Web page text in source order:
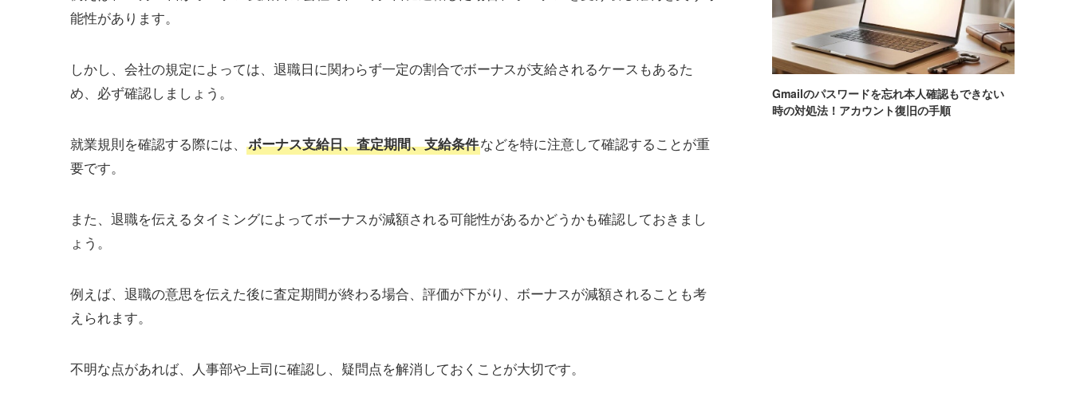
能性があります。
しかし、会社の規定によっては、退職日に関わらず一定の割合でボーナスが支給されるケースもあるた
め、必ず確認しましょう。
就業規則を確認する際には、 ボーナス支給日、査定期間、支給条件などを特に注意して確認することが重
要です。
また、退職を伝えるタイミングによってボーナスが減額される可能性があるかどうかも確認しておきまし
ょう。
例えば、退職の意思を伝えた後に査定期間が終わる場合、評価が下がり、ボーナスが減額されることも考
えられます。
不明な点があれば、人事部や上司に確認し、疑問点を解消しておくことが大切です。
Gmailのパスワードを忘れ本人確認もできない
時の対処法！アカウント復旧の手順